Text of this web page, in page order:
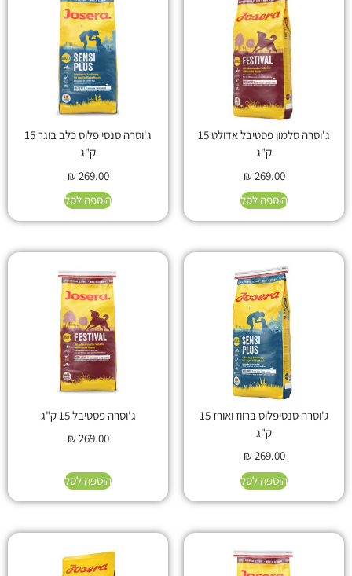
ג'וסרה סלמון פסטיבל אדולט 15
ק"ג
₪269.00
הוספה לסל
ג'וסרה סנסי פלוס כלב בוגר 15
ק"ג
₪269.00
הוספה לסל
ג'וסרה סנסיפלוס ברווז ואורז 15
ק"ג
₪269.00
הוספה לסל
ג'וסרה פסטיבל 15 ק"ג
₪269.00
הוספה לסל